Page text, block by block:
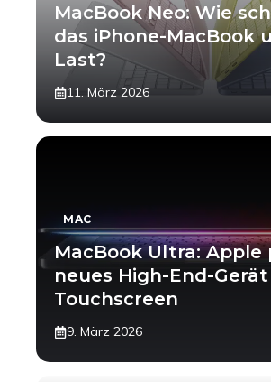
MacBook Neo: Wie
das iPhone-MacBook
Last?
11. März 2026
MAC
MacBook Ultra: Apple
neues High-End-
Touchscreen
9. März 2026